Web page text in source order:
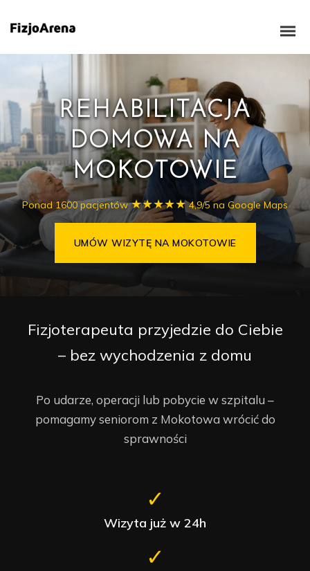
REHABILITACJA
DOMOWA NA
MOKOTOWIE
Ponad 1600 pacjentów★★★★★4,9/5 na Google Maps
UMÓW WIZYTĘ NA MOKOTOWIE
Fizjoterapeuta przyjedzie do Ciebie
– bez wychodzenia z domu
Po udarze, operacji lub pobycie w szpitalu –
pomagamy seniorom z Mokotowa wrócić do
sprawności
✓
Wizyta już w 24h
✓